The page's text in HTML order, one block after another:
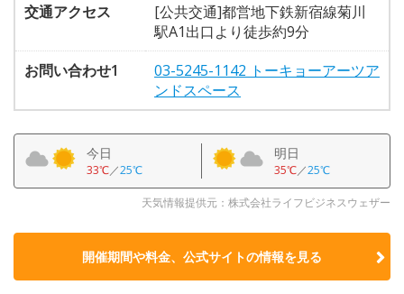
交通アクセス
[公共交通]都営地下鉄新宿線菊川
駅A1出口より徒歩約9分
お問い合わせ1
03-5245-1142 トーキョーアーツア
ンドスペース
今日
33℃／25℃
明日
35℃／25℃
天気情報提供元：株式会社ライフビジネスウェザー
開催期間や料金、公式サイトの情報を見る